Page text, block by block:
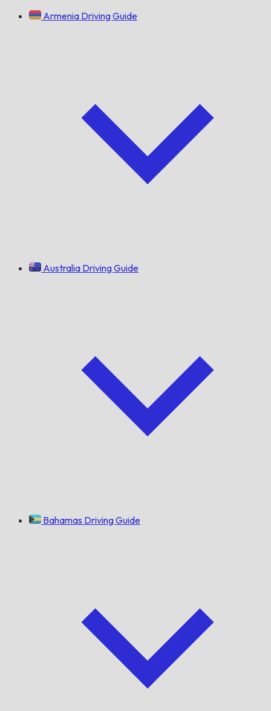
Armenia Driving Guide
Australia Driving Guide
Bahamas Driving Guide